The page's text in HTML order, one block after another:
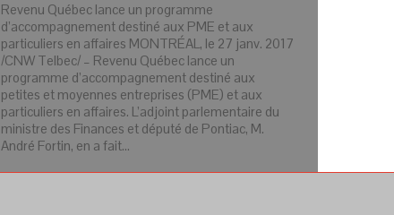
Revenu Québec lance un programme
d’accompagnement destiné aux PME et aux
particuliers en affaires MONTRÉAL, le 27 janv. 2017
/CNW Telbec/ – Revenu Québec lance un
programme d’accompagnement destiné aux
petites et moyennes entreprises (PME) et aux
particuliers en affaires. L’adjoint parlementaire du
ministre des Finances et député de Pontiac, M.
André Fortin, en a fait…